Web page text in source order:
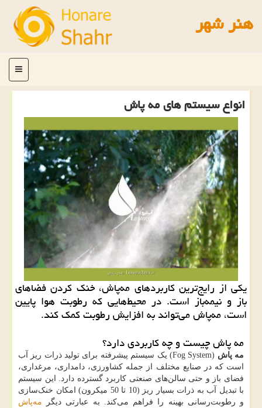
هنر شهر
منو
انواع سیستم های مه پاش
یکی از رایج‌ترین کاربردهای مه‌پاش، خنک کردن فضاهای
باز و نیمه‌باز است. در محیط‌هایی که رطوبت هوا پایین
است، مه‌پاش می‌تواند به افزایش رطوبت کمک کند.
مه پاش چیست و چه کاربردی دارد؟
مه پاش (Fog System) یک سیستم پیشرفته برای تولید ذرات ریز آب
است که در صنایع مختلف از جمله کشاورزی، دامداری، مرغداری،
فضای باز و حتی سالن‌های صنعتی کاربرد گسترده دارد. این سیستم
با تبدیل آب به ذرات بسیار ریز (10 تا 50 میکرون) امکان خنک‌سازی
و رطوبت‌رسانی بهینه را فراهم می‌کند. به عبارتی دیگر مه‌پاش